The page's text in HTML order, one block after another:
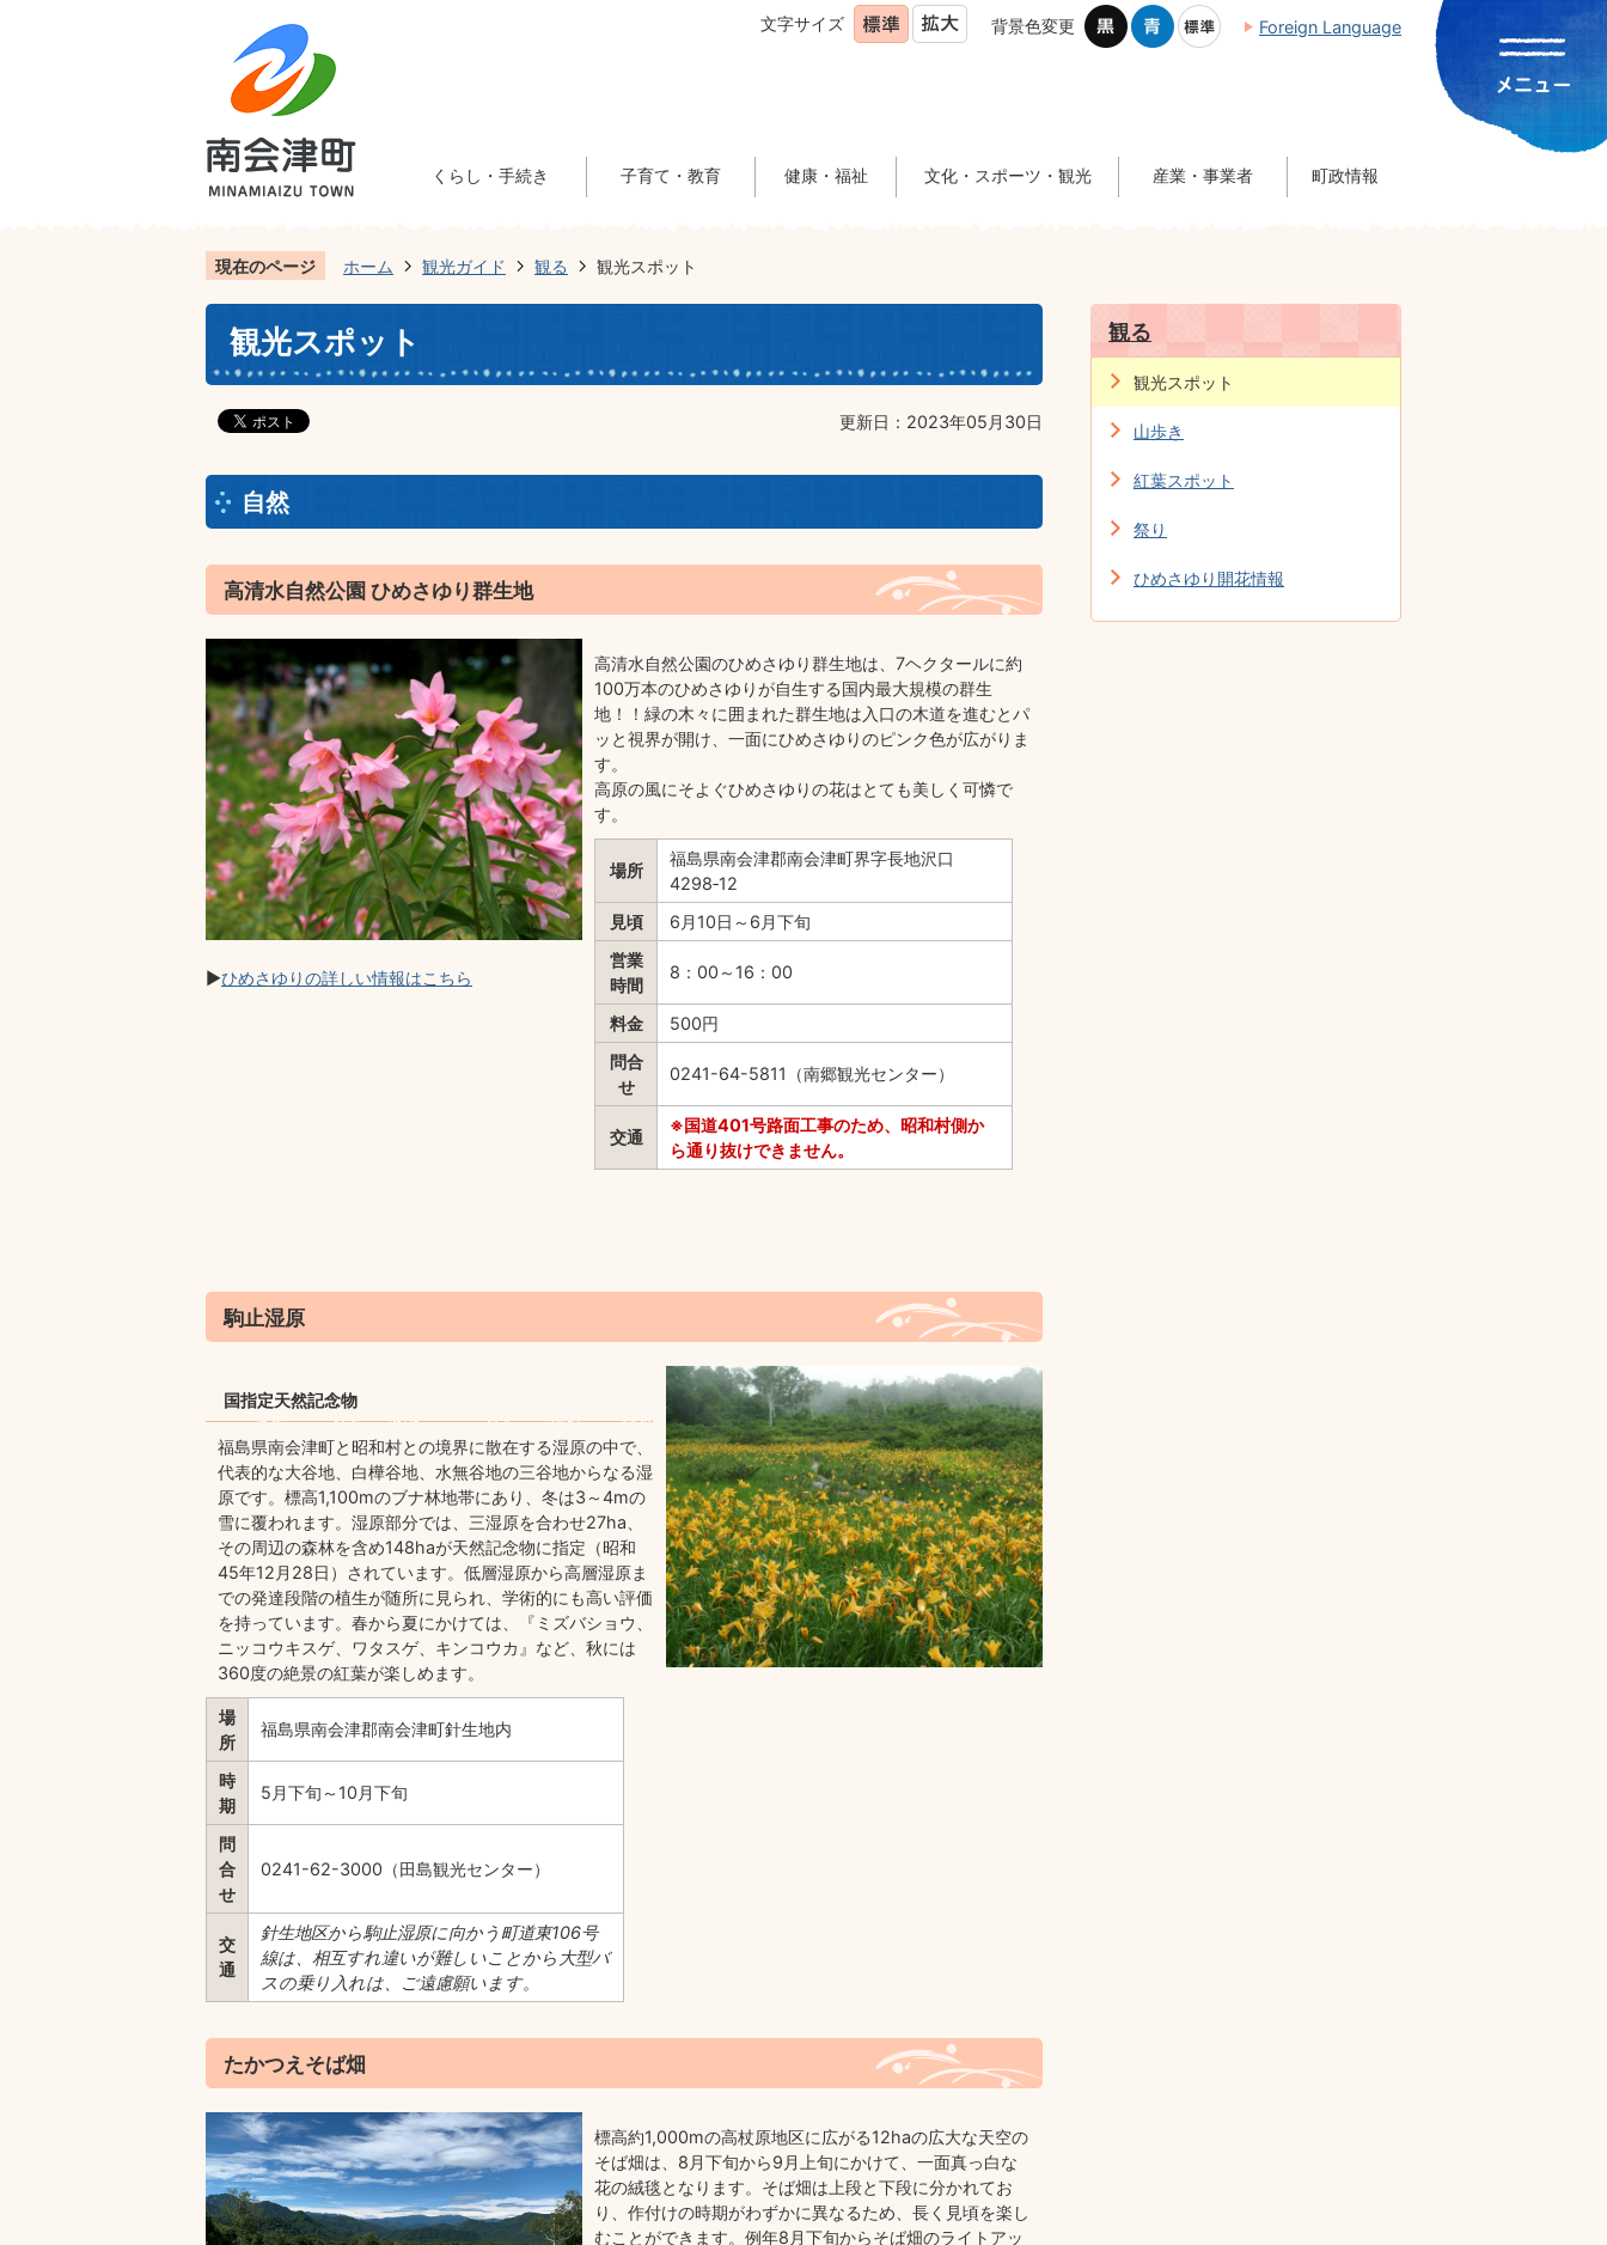
文字サイズ 背景色変更 Foreign Language
くらし・手続き 子育て・教育 健康・福祉 文化・スポーツ・観光 産業・事業者 町政情報
現在のページ ホーム 観光ガイド 観る 観光スポット
観光スポット
更新日：2023年05月30日
自然
高清水自然公園 ひめさゆり群生地
▶ひめさゆりの詳しい情報はこちら
高清水自然公園のひめさゆり群生地は、7ヘクタールに約
100万本のひめさゆりが自生する国内最大規模の群生
地！！緑の木々に囲まれた群生地は入口の木道を進むとパ
ッと視界が開け、一面にひめさゆりのピンク色が広がりま
す。
高原の風にそよぐひめさゆりの花はとても美しく可憐で
す。
場所
福島県南会津郡南会津町界字長地沢口
4298‐12
見頃
6月10日～6月下旬
営業
時間
8：00～16：00
料金
500円
問合
せ
0241-64-5811（南郷観光センター）
交通
※国道401号路面工事のため、昭和村側か
ら通り抜けできません。
駒止湿原
国指定天然記念物
福島県南会津町と昭和村との境界に散在する湿原の中で、
代表的な大谷地、白樺谷地、水無谷地の三谷地からなる湿
原です。標高1,100mのブナ林地帯にあり、冬は3～4mの
雪に覆われます。湿原部分では、三湿原を合わせ27ha、
その周辺の森林を含め148haが天然記念物に指定（昭和
45年12月28日）されています。低層湿原から高層湿原ま
での発達段階の植生が随所に見られ、学術的にも高い評価
を持っています。春から夏にかけては、『ミズバショウ、
ニッコウキスゲ、ワタスゲ、キンコウカ』など、秋には
360度の絶景の紅葉が楽しめます。
場
所
福島県南会津郡南会津町針生地内
時
期
5月下旬～10月下旬
問
合
せ
0241-62-3000（田島観光センター）
交
通
針生地区から駒止湿原に向かう町道東106号
線は、相互すれ違いが難しいことから大型バ
スの乗り入れは、ご遠慮願います。
たかつえそば畑
標高約1,000mの高杖原地区に広がる12haの広大な天空の
そば畑は、8月下旬から9月上旬にかけて、一面真っ白な
花の絨毯となります。そば畑は上段と下段に分かれてお
り、作付けの時期がわずかに異なるため、長く見頃を楽し
むことができます。例年8月下旬からそば畑のライトアッ
観る
観光スポット
山歩き
紅葉スポット
祭り
ひめさゆり開花情報